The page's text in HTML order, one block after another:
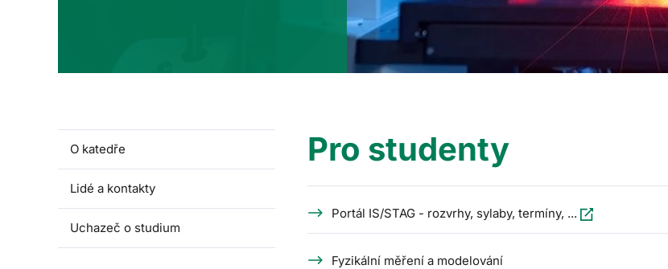
O katedře
Lidé a kontakty
Uchazeč o studium
Pro studenty
Portál IS/STAG - rozvrhy, sylaby, termíny, ...
Fyzikální měření a modelování